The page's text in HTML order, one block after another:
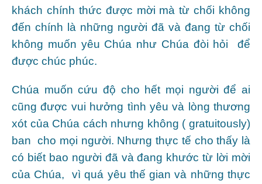
khách chính thức được mời mà từ chối không
đến chính là những người đã và đang từ chối
không muốn yêu Chúa như Chúa đòi hỏi để
được chúc phúc.
Chúa muốn cứu độ cho hết mọi người để ai
cũng được vui hưởng tình yêu và lòng thương
xót của Chúa cách nhưng không ( gratuitously)
ban cho mọi người. Nhưng thực tế cho thấy là
có biết bao người đã và đang khước từ lời mời
của Chúa, vì quá yêu thế gian và những thực